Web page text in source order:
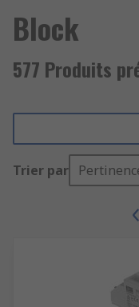
Block
577 Produits
Trier par